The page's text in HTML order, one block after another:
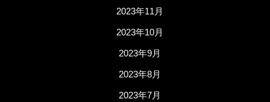
2023年11月
2023年10月
2023年9月
2023年8月
2023年7月